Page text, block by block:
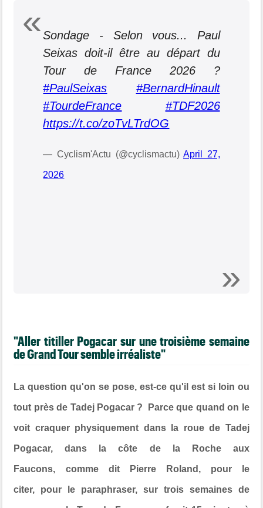
Sondage - Selon vous... Paul
Seixas doit-il être au départ du
Tour de France 2026 ?
#PaulSeixas
#BernardHinault
#TourdeFrance
#TDF2026
https://t.co/zoTvLTrdOG
— Cyclism'Actu (@cyclismactu)April 27,
2026
"Aller titiller Pogacar sur une troisième semaine
de Grand Tour semble irréaliste"
La question qu'on se pose, est-ce qu'il est si loin ou
tout près de Tadej Pogacar ? Parce que quand on le
voit craquer physiquement dans la roue de Tadej
Pogacar, dans la côte de la Roche aux
Faucons, comme dit Pierre Roland, pour le
citer, pour le paraphraser, sur trois semaines de